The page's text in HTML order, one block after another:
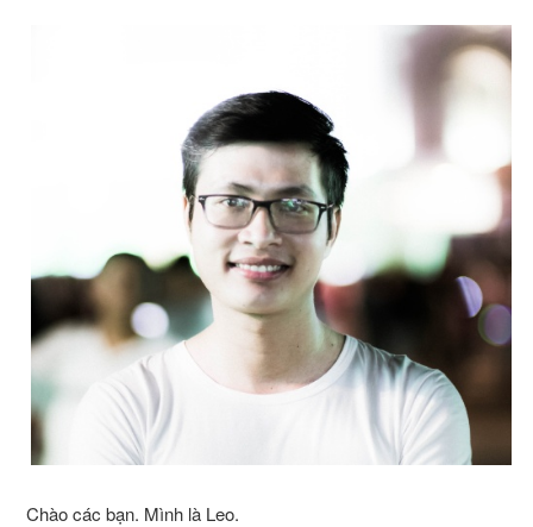
Chào các bạn. Mình là Leo.